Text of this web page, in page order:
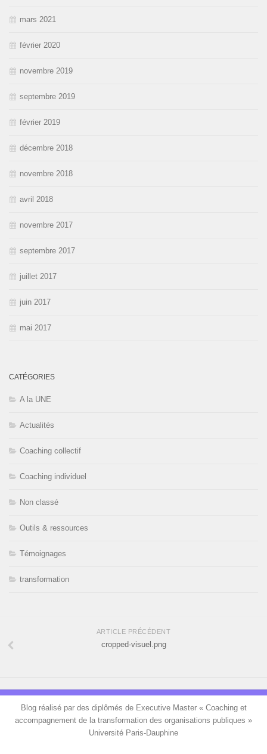
mars 2021
février 2020
novembre 2019
septembre 2019
février 2019
décembre 2018
novembre 2018
avril 2018
novembre 2017
septembre 2017
juillet 2017
juin 2017
mai 2017
CATÉGORIES
A la UNE
Actualités
Coaching collectif
Coaching individuel
Non classé
Outils & ressources
Témoignages
transformation
ARTICLE PRÉCÉDENT
cropped-visuel.png
Blog réalisé par des diplômés de Executive Master « Coaching et
accompagnement de la transformation des organisations publiques »
Université Paris-Dauphine